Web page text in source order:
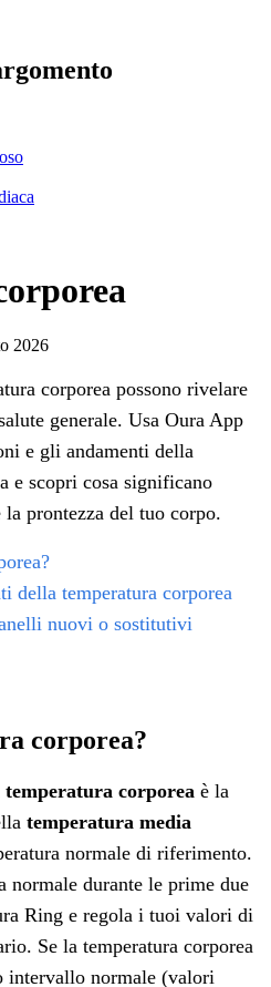
2026
corporea possono rivelare
generale. Usa Oura App
e gli andamenti della
e scopri cosa significano
prontezza del tuo corpo.
della temperatura corporea
nuovi o sostitutivi
corporea?
temperatura corporea è la
temperatura media
normale di riferimento.
normale durante le prime due
Ring e regola i tuoi valori di
Se la temperatura corporea
intervallo normale (valori